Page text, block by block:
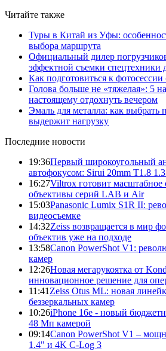
Читайте также
Туры в Китай из Уфы:
выбора маршрута
Официальный дилер
эффектной съемки спецтехники
Как подготовиться к
Голова больше не «тяжелая»: 5
настоящему отдохнуть вечером
Эмаль для металла: как выбрать
выдержит нагрузку
Последние новости
19:36Первый широкоугольный
автофокусом: Sirui 20mm T1.8
16:27Viltrox готовит
объективы серий LAB и Air
15:03Panasonic Lumix S1R II:
видеосъемке
14:32Zeiss возвращается в мир
объектив уже на подходе
13:58Canon PowerShot V1:
камер
12:26Новая мегарукоятка от
инновационное решение для
11:41 Zeiss Otus ML: новая
беззеркальных камер
10:26iPhone 16e - новый
48 Мп камерой
09:14Canon PowerShot V1 –
1.4" и 4K C-Log 3